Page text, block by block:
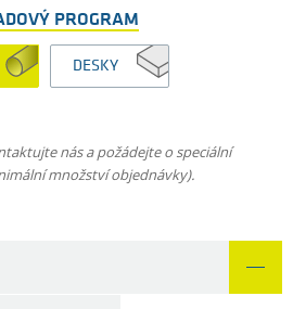
PROGRAM
DESKY
nás a požádejte o speciální
množství objednávky).